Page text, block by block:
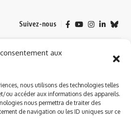
aux
nous utilisons des technologies telles
ou accéder aux informations des appareils.
nous permettra de traiter des
de navigation ou les ID uniques sur ce
Suivez-nous
géré par WOOMEET SAS, powered by